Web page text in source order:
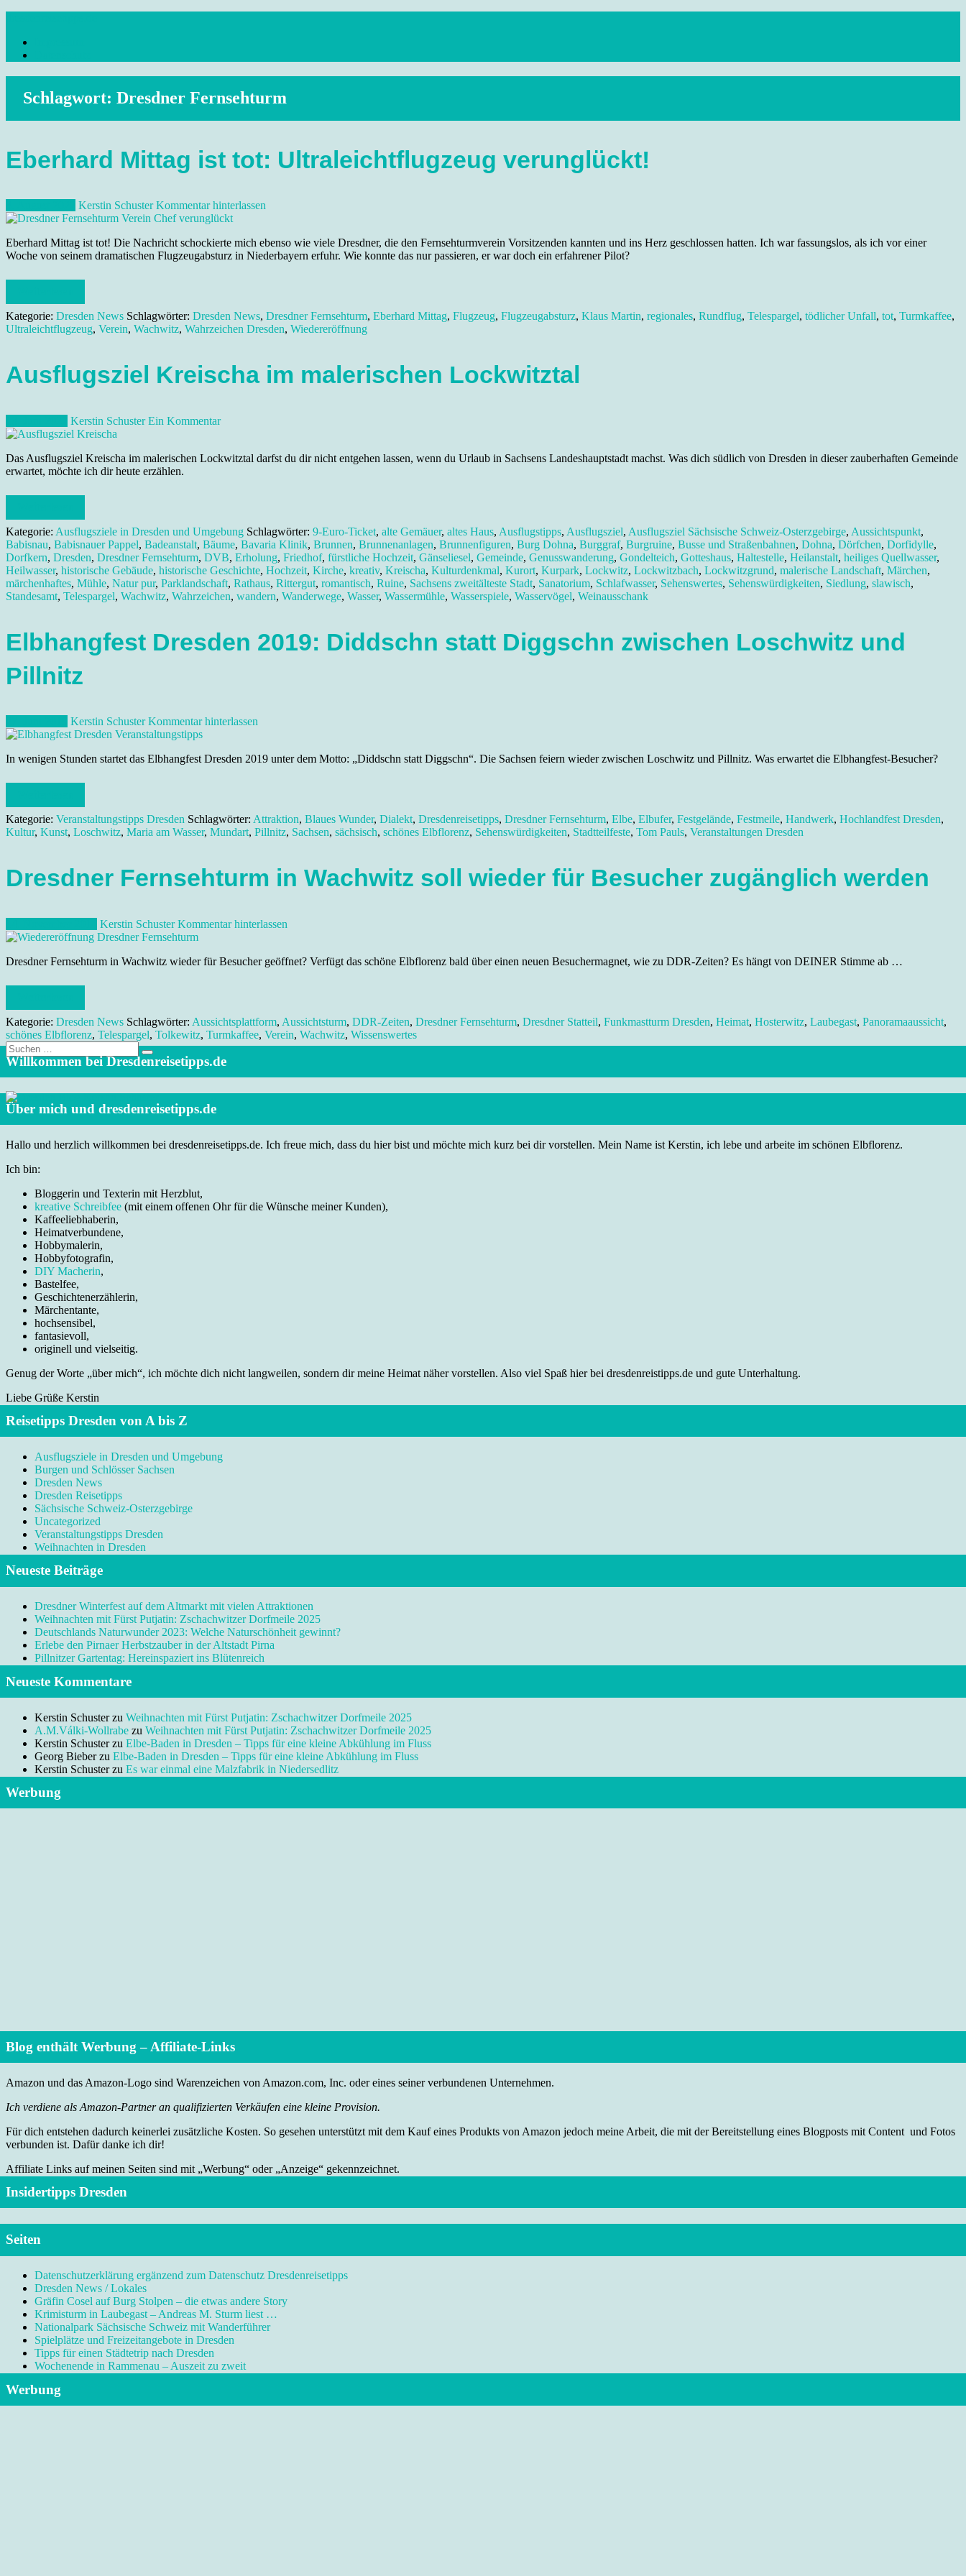
content
Reisetipps Dresden, Sehenswürdigkeiten, Ausflugsziele Sachsen, Veranstaltungen, Wandern, Kunst und Kultur im schönen Elbflorenz..
Schlagwort: Dresdner Fernsehturm
Eberhard Mittag ist tot: Ultraleichtflugzeug verunglückt!
Kerstin Schuster Kommentar hinterlassen
Eberhard Mittag ist tot! Die Nachricht schockierte mich ebenso wie viele Dresdner, die den Fernsehturmverein Vorsitzenden kannten und ins Herz geschlossen hatten. Ich war fassungslos, als ich vor einer
Woche von seinem dramatischen Flugzeugabsturz in Niederbayern erfuhr. Wie konnte das nur passieren, er war doch ein erfahrener Pilot?
Kategorie: Dresden News Schlagwörter: Dresden News, Dresdner Fernsehturm, Eberhard Mittag, Flugzeug, Flugzeugabsturz, Klaus Martin, regionales, Rundflug, Telespargel, tödlicher Unfall, tot, Turmkaffee,
Ultraleichtflugzeug, Verein, Wachwitz, Wahrzeichen Dresden, Wiedereröffnung
Ausflugsziel Kreischa im malerischen Lockwitztal
Kerstin Schuster Ein Kommentar
Das Ausflugsziel Kreischa im malerischen Lockwitztal darfst du dir nicht entgehen lassen, wenn du Urlaub in Sachsens Landeshauptstadt machst. Was dich südlich von Dresden in dieser zauberhaften Gemeinde
erwartet, möchte ich dir heute erzählen.
Kategorie: Ausflugsziele in Dresden und Umgebung Schlagwörter: 9-Euro-Ticket, alte Gemäuer, altes Haus, Ausflugstipps, Ausflugsziel, Ausflugsziel Sächsische Schweiz-Osterzgebirge, Aussichtspunkt,
Babisnau, Babisnauer Pappel, Badeanstalt, Bäume, Bavaria Klinik, Brunnen, Brunnenanlagen, Brunnenfiguren, Burg Dohna, Burggraf, Burgruine, Busse und Straßenbahnen, Dohna, Dörfchen, Dorfidylle,
Dorfkern, Dresden, Dresdner Fernsehturm, DVB, Erholung, Friedhof, fürstliche Hochzeit, Gänseliesel, Gemeinde, Genusswanderung, Gondelteich, Gotteshaus, Haltestelle, Heilanstalt, heiliges Quellwasser,
Heilwasser, historische Gebäude, historische Geschichte, Hochzeit, Kirche, kreativ, Kreischa, Kulturdenkmal, Kurort, Kurpark, Lockwitz, Lockwitzbach, Lockwitzgrund, malerische Landschaft, Märchen,
märchenhaftes, Mühle, Natur pur, Parklandschaft, Rathaus, Rittergut, romantisch, Ruine, Sachsens zweitälteste Stadt, Sanatorium, Schlafwasser, Sehenswertes, Sehenswürdigkeiten, Siedlung, slawisch,
Standesamt, Telespargel, Wachwitz, Wahrzeichen, wandern, Wanderwege, Wasser, Wassermühle, Wasserspiele, Wasservögel, Weinausschank
Elbhangfest Dresden 2019: Diddschn statt Diggschn zwischen Loschwitz und
Pillnitz
Kerstin Schuster Kommentar hinterlassen
In wenigen Stunden startet das Elbhangfest Dresden 2019 unter dem Motto: „Diddschn statt Diggschn“. Die Sachsen feiern wieder zwischen Loschwitz und Pillnitz. Was erwartet die Elbhangfest-Besucher?
Kategorie: Veranstaltungstipps Dresden Schlagwörter: Attraktion, Blaues Wunder, Dialekt, Dresdenreisetipps, Dresdner Fernsehturm, Elbe, Elbufer, Festgelände, Festmeile, Handwerk, Hochlandfest Dresden,
Kultur, Kunst, Loschwitz, Maria am Wasser, Mundart, Pillnitz, Sachsen, sächsisch, schönes Elbflorenz, Sehenswürdigkeiten, Stadtteilfeste, Tom Pauls, Veranstaltungen Dresden
Dresdner Fernsehturm in Wachwitz soll wieder für Besucher zugänglich werden
Kerstin Schuster Kommentar hinterlassen
Dresdner Fernsehturm in Wachwitz wieder für Besucher geöffnet? Verfügt das schöne Elbflorenz bald über einen neuen Besuchermagnet, wie zu DDR-Zeiten? Es hängt von DEINER Stimme ab …
Kategorie: Dresden News Schlagwörter: Aussichtsplattform, Aussichtsturm, DDR-Zeiten, Dresdner Fernsehturm, Dresdner Statteil, Funkmastturm Dresden, Heimat, Hosterwitz, Laubegast, Panoramaaussicht,
schönes Elbflorenz, Telespargel, Tolkewitz, Turmkaffee, Verein, Wachwitz, Wissenswertes
Suche
nach:
Willkommen bei Dresdenreisetipps.de
Über mich und dresdenreisetipps.de
Hallo und herzlich willkommen bei dresdenreisetipps.de. Ich freue mich, dass du hier bist und möchte mich kurz bei dir vorstellen. Mein Name ist Kerstin, ich lebe und arbeite im schönen Elbflorenz.
Ich bin:
Bloggerin und Texterin mit Herzblut,
kreative Schreibfee (mit einem offenen Ohr für die Wünsche meiner Kunden),
Kaffeeliebhaberin,
Heimatverbundene,
Hobbymalerin,
Hobbyfotografin,
DIY Macherin,
Bastelfee,
Geschichtenerzählerin,
Märchentante,
hochsensibel,
fantasievoll,
originell und vielseitig.
Genug der Worte „über mich“, ich möchte dich nicht langweilen, sondern dir meine Heimat näher vorstellen. Also viel Spaß hier bei dresdenreistipps.de und gute Unterhaltung.
Liebe Grüße Kerstin
Reisetipps Dresden von A bis Z
Ausflugsziele in Dresden und Umgebung
Burgen und Schlösser Sachsen
Dresden News
Dresden Reisetipps
Sächsische Schweiz-Osterzgebirge
Uncategorized
Veranstaltungstipps Dresden
Weihnachten in Dresden
Neueste Beiträge
Dresdner Winterfest auf dem Altmarkt mit vielen Attraktionen
Weihnachten mit Fürst Putjatin: Zschachwitzer Dorfmeile 2025
Deutschlands Naturwunder 2023: Welche Naturschönheit gewinnt?
Erlebe den Pirnaer Herbstzauber in der Altstadt Pirna
Pillnitzer Gartentag: Hereinspaziert ins Blütenreich
Neueste Kommentare
Kerstin Schusterzu Weihnachten mit Fürst Putjatin: Zschachwitzer Dorfmeile 2025
A.M.Válki-Wollrabe zu Weihnachten mit Fürst Putjatin: Zschachwitzer Dorfmeile 2025
Kerstin Schusterzu Elbe-Baden in Dresden – Tipps für eine kleine Abkühlung im Fluss
Georg Bieberzu Elbe-Baden in Dresden – Tipps für eine kleine Abkühlung im Fluss
Kerstin Schusterzu Es war einmal eine Malzfabrik in Niedersedlitz
Werbung
Blog enthält Werbung – Affiliate-Links
Amazon und das Amazon-Logo sind Warenzeichen von Amazon.com, Inc. oder eines seiner verbundenen Unternehmen.
Ich verdiene als Amazon-Partner an qualifizierten Verkäufen eine kleine Provision.
Für dich entstehen dadurch keinerlei zusätzliche Kosten. So gesehen unterstützt mit dem Kauf eines Produkts von Amazon jedoch meine Arbeit, die mit der Bereitstellung eines Blogposts mit Content und Fotos
verbunden ist. Dafür danke ich dir!
Affiliate Links auf meinen Seiten sind mit „Werbung“ oder „Anzeige“ gekennzeichnet.
Insidertipps Dresden
Seiten
Datenschutzerklärung ergänzend zum Datenschutz Dresdenreisetipps
Dresden News / Lokales
Gräfin Cosel auf Burg Stolpen – die etwas andere Story
Krimisturm in Laubegast – Andreas M. Sturm liest …
Nationalpark Sächsische Schweiz mit Wanderführer
Spielplätze und Freizeitangebote in Dresden
Tipps für einen Städtetrip nach Dresden
Wochenende in Rammenau – Auszeit zu zweit
Werbung